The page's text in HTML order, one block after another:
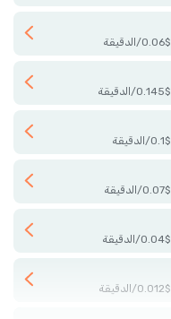
$
0.06
/الدقيقة
$
0.145
/الدقيقة
$
0.1
/الدقيقة
$
0.07
/الدقيقة
$
0.04
/الدقيقة
$
0.012
/الدقيقة